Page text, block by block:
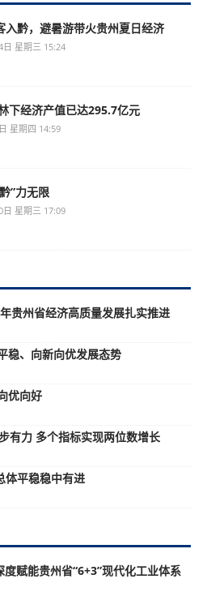
入黔，避暑游带火贵州夏日经济
日 星期三 15:24
下经济产值已达295.7亿元
星期四 14:59
”力无限
日 星期三 17:09
贵州省经济高质量发展扎实推进
稳、向新向优发展态势
优向好
有力 多个指标实现两位数增长
体平稳稳中有进
赋能贵州省“6+3”现代化工业体系